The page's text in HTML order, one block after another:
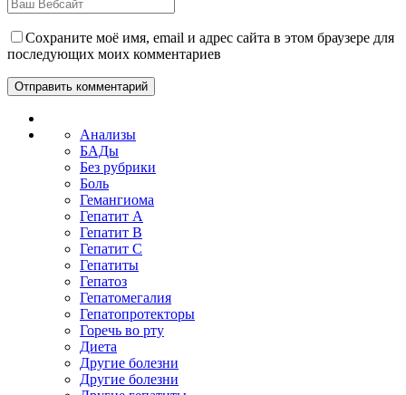
Сохраните моё имя, email и адрес сайта в этом браузере для
последующих моих комментариев
Анализы
БАДы
Без рубрики
Боль
Гемангиома
Гепатит A
Гепатит B
Гепатит C
Гепатиты
Гепатоз
Гепатомегалия
Гепатопротекторы
Горечь во рту
Диета
Другие болезни
Другие болезни